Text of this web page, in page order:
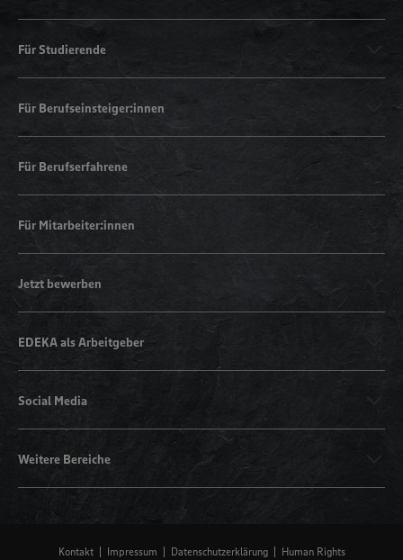
Für Studierende
Für Berufseinsteiger:innen
Für Berufserfahrene
Für Mitarbeiter:innen
Jetzt bewerben
EDEKA als Arbeitgeber
Social Media
Weitere Bereiche
Kontakt Impressum Datenschutzerklärung Human Rights